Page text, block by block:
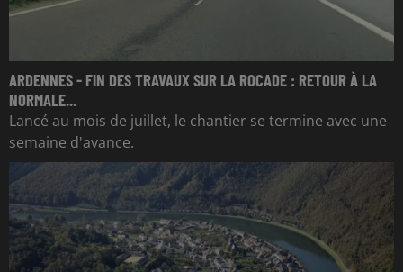
ARDENNES - FIN DES TRAVAUX SUR LA ROCADE : RETOUR À LA
NORMALE...
Lancé au mois de juillet, le chantier se termine avec une
semaine d'avance.